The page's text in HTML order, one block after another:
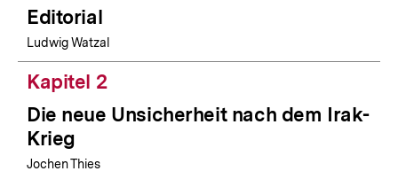
Editorial
Ludwig Watzal
Kapitel 2
Die neue Unsicherheit nach dem Irak-
Krieg
Jochen Thies